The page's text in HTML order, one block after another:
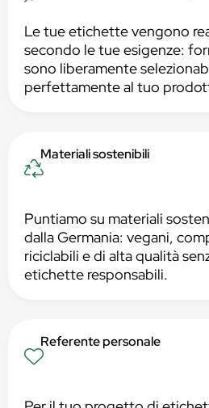
Le tue etichette vengono
secondo le tue esigenze:
sono liberamente
perfettamente al tuo
Materiali sostenibili
Puntiamo su materiali
dalla Germania: vegani,
riciclabili e di alta qualità
etichette responsabili.
Referente personale